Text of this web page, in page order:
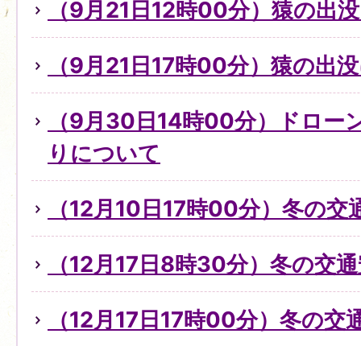
（9月21日12時00分）猿の出
（9月21日17時00分）猿の出
（9月30日14時00分）ドロー
りについて
（12月10日17時00分）冬の
（12月17日8時30分）冬の交
（12月17日17時00分）冬の交